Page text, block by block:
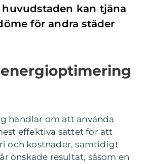
huvudstaden kan tjäna
för andra städer
handlar om att använda
effektiva sättet för att
och kostnader, samtidigt
önskade resultat, såsom en